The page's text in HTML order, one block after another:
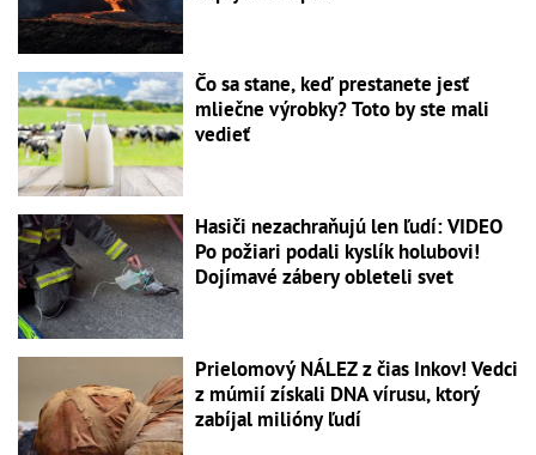
Čo sa stane, keď prestanete jesť
mliečne výrobky? Toto by ste mali
vedieť
Hasiči nezachraňujú len ľudí: VIDEO
Po požiari podali kyslík holubovi!
Dojímavé zábery obleteli svet
Prielomový NÁLEZ z čias Inkov! Vedci
z múmií získali DNA vírusu, ktorý
zabíjal milióny ľudí